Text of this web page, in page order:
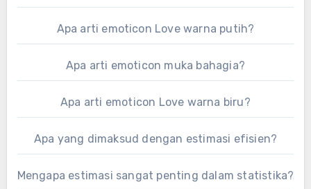
Apa arti emoticon Love warna putih?
Apa arti emoticon muka bahagia?
Apa arti emoticon Love warna biru?
Apa yang dimaksud dengan estimasi efisien?
Mengapa estimasi sangat penting dalam statistika?